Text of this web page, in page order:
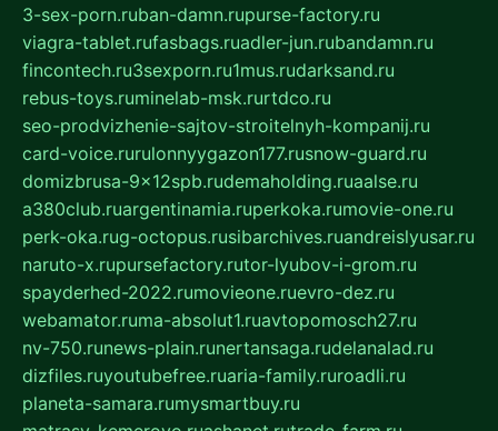
3-sex-porn.ruban-damn.rupurse-factory.ru
viagra-tablet.rufasbags.ruadler-jun.rubandamn.ru
fincontech.ru3sexporn.ru1mus.rudarksand.ru
rebus-toys.ruminelab-msk.rurtdco.ru
seo-prodvizhenie-sajtov-stroitelnyh-kompanij.ru
card-voice.rurulonnyygazon177.rusnow-guard.ru
domizbrusa-9x12spb.rudemaholding.ruaalse.ru
a380club.ruargentinamia.ruperkoka.rumovie-one.ru
perk-oka.rug-octopus.rusibarchives.ruandreislyusar.ru
naruto-x.rupursefactory.rutor-lyubov-i-grom.ru
spayderhed-2022.rumovieone.ruevro-dez.ru
webamator.ruma-absolut1.ruavtopomosch27.ru
nv-750.runews-plain.runertansaga.rudelanalad.ru
dizfiles.ruyoutubefree.ruaria-family.ruroadli.ru
planeta-samara.rumysmartbuy.ru